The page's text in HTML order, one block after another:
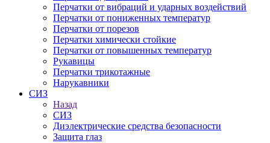
Перчатки от вибраций и ударных воздействий
Перчатки от пониженных температур
Перчатки от порезов
Перчатки химически стойкие
Перчатки от повышенных температур
Рукавицы
Перчатки трикотажные
Нарукавники
СИЗ
Назад
СИЗ
Диэлектрические средства безопасности
Защита глаз